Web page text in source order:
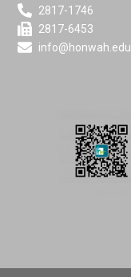
2817-1746
2817-6453